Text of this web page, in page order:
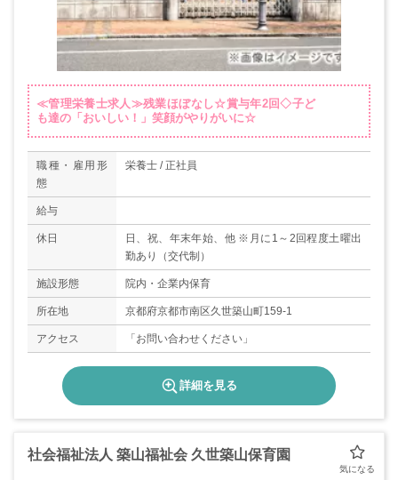
≪管理栄養士求人≫残業ほぼなし☆賞与年2回◇子ど
も達の「おいしい！」笑顔がやりがいに☆
職種・雇用形
態
栄養士 / 正社員
給与
休日
日、祝、年末年始、他 ※月に1～2回程度土曜出
勤あり（交代制）
施設形態 院内・企業内保育
所在地 京都府京都市南区久世築山町159-1
アクセス 「お問い合わせください」
詳細を見る
社会福祉法人 築山福祉会 久世築山保育園